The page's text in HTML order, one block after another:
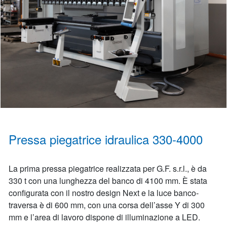
Pressa piegatrice idraulica 330-4000
La prima pressa piegatrice realizzata per G.F. s.r.l., è da
330 t con una lunghezza del banco di 4100 mm. È stata
configurata con il nostro design Next e la luce banco-
traversa è di 600 mm, con una corsa dell’asse Y di 300
mm e l’area di lavoro dispone di illuminazione a LED.